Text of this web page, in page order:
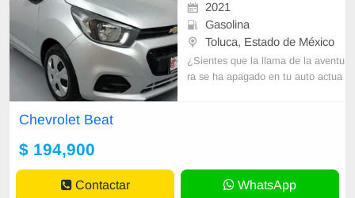
2021
Gasolina
Toluca, Estado de México
¿Sientes que la llama de la aventu
ra se ha apagado en tu auto actua
Chevrolet Beat
$ 194,900
Contactar WhatsApp